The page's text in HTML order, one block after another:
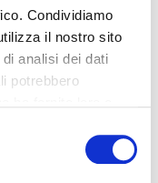
Condividiamo
il nostro sito
analisi dei dati
potrebbero
l’accettazione
di
Autostrada